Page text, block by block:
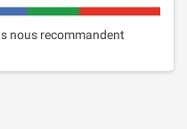
nous recommandent